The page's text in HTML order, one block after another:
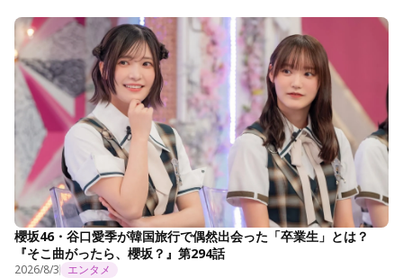
櫻坂46・谷口愛季が韓国旅行で偶然出会った「卒業生」とは？
『そこ曲がったら、櫻坂？』第294話
2026/8/3 エンタメ